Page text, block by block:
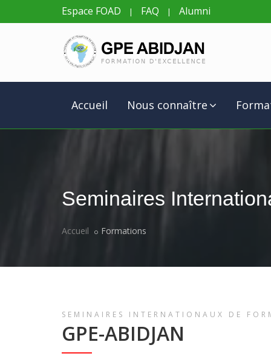
Espace FOAD | FAQ | Alumni
Accueil Nous connaître
Seminaires
Accueil Formations
SEMINAIRES INTERNATIONAUX DE
GPE-ABIDJAN